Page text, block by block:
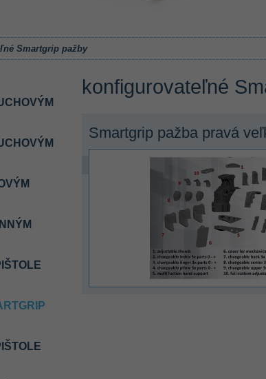
Smartgrip pažby
konfigurovateľné
Smartgrip pažba pravá